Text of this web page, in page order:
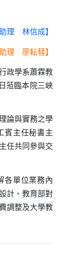
理 林信成】
理 廖耘彗】
政學系蕭霖教
蒞臨本院三峽
論與實務之學
賓主任秘書主
任共同參與交
單位業務內
計、教育部對
調整及大學教